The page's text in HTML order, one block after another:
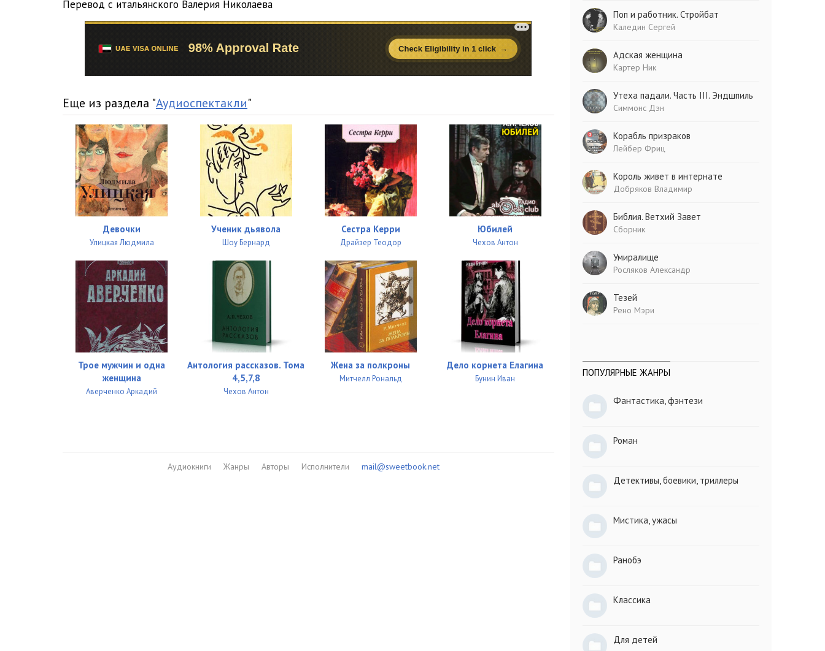
Перевод с итальянского Валерия Николаева
Еще из раздела "Аудиоспектакли"
Девочки
Улицкая Людмила
Ученик дьявола
Шоу Бернард
Сестра Керри
Драйзер Теодор
Юбилей
Чехов Антон
Трое мужчин и одна
женщина
Аверченко Аркадий
Антология рассказов. Тома
4,5,7,8
Чехов Антон
Жена за полкроны
Митчелл Рональд
Дело корнета Елагина
Бунин Иван
Аудиокниги Жанры Авторы Исполнители mail@sweetbook.net
Поп и работник. Стройбат
Каледин Сергей
Адская женщина
Картер Ник
Утеха падали. Часть III. Эндшпиль
Симмонс Дэн
Корабль призраков
Лейбер Фриц
Король живет в интернате
Добряков Владимир
Библия. Ветхий Завет
Сборник
Умиралище
Росляков Александр
Тезей
Рено Мэри
ПОПУЛЯРНЫЕ ЖАНРЫ
Фантастика, фэнтези
Роман
Детективы, боевики, триллеры
Мистика, ужасы
Ранобэ
Классика
Для детей